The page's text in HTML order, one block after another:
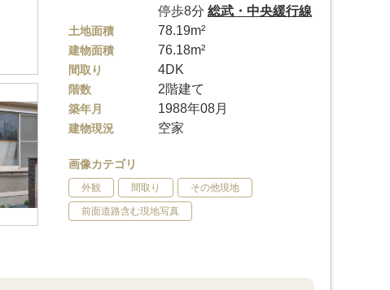
停歩8分総武・中央緩行線
土地面積 78.19m²
建物面積 76.18m²
間取り 4DK
階数 2階建て
築年月 1988年08月
建物現況 空家
画像カテゴリ
外観 間取り その他現地
前面道路含む現地写真